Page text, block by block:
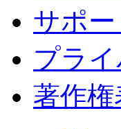
サポ
プラ
著作